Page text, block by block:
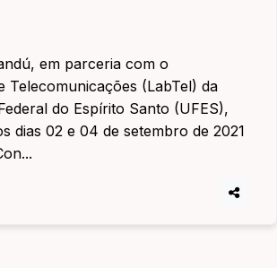
em parceria com o
Telecomunicações (LabTel) da
do Espírito Santo (UFES),
dias 02 e 04 de setembro de 2021